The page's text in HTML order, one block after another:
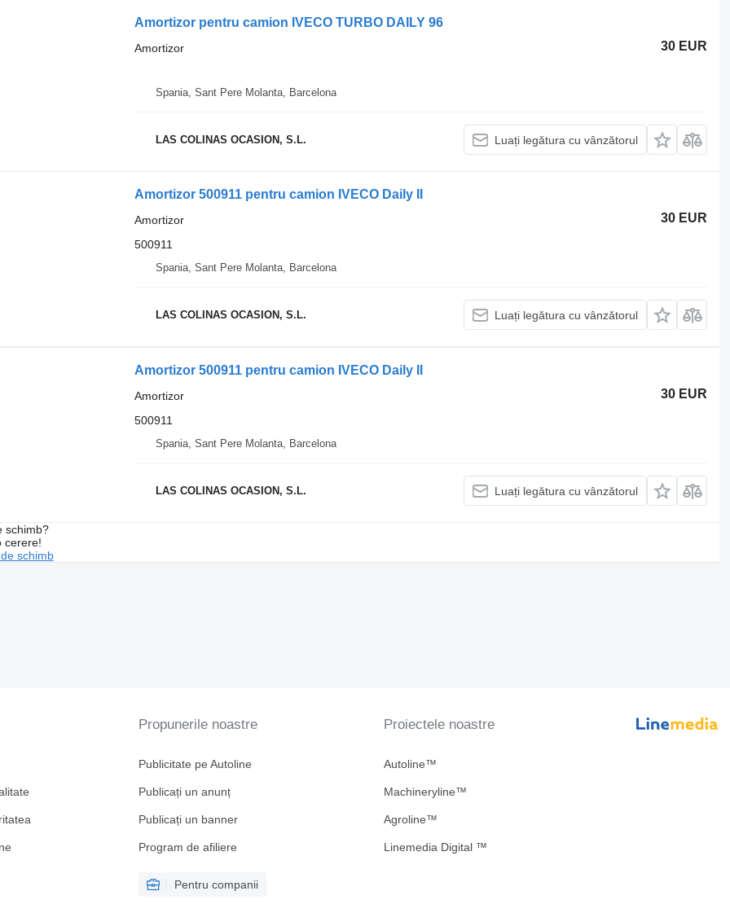
Amortizor pentru camion IVECO TURBO DAILY 96
30 EUR
Amortizor
Spania, Sant Pere Molanta, Barcelona
LAS COLINAS OCASION, S.L. Luați legătura cu vânzătorul
Amortizor 500911 pentru camion IVECO Daily II
30 EUR
Amortizor
500911
Spania, Sant Pere Molanta, Barcelona
LAS COLINAS OCASION, S.L. Luați legătura cu vânzătorul
Amortizor 500911 pentru camion IVECO Daily II
30 EUR
Amortizor
500911
Spania, Sant Pere Molanta, Barcelona
LAS COLINAS OCASION, S.L. Luați legătura cu vânzătorul
schimb?
cerere!
schimb
Propunerile noastre
Publicitate pe Autoline
Publicați un anunț
Publicați un banner
Program de afiliere
Pentru companii
Proiectele noastre
Autoline™
Machineryline™
Agroline™
Linemedia Digital ™